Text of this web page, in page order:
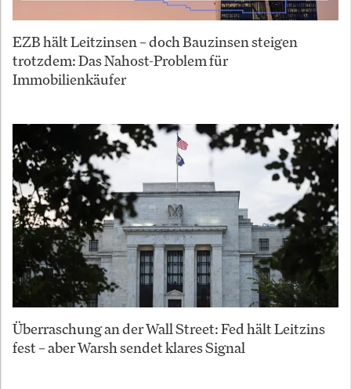
EZB hält Leitzinsen – doch Bauzinsen steigen
trotzdem: Das Nahost-Problem für
Immobilienkäufer
Überraschung an der Wall Street: Fed hält Leitzins
fest – aber Warsh sendet klares Signal